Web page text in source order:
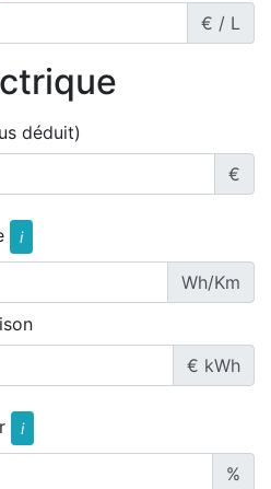
€ / L
déduit)
€
i
Wh/Km
€ kWh
i
%